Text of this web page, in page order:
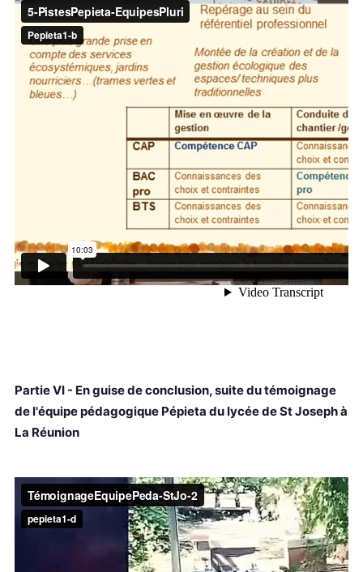
Partie VI - En guise de conclusion, suite du témoignage
de l'équipe pédagogique Pépieta du lycée de St Joseph à
La Réunion